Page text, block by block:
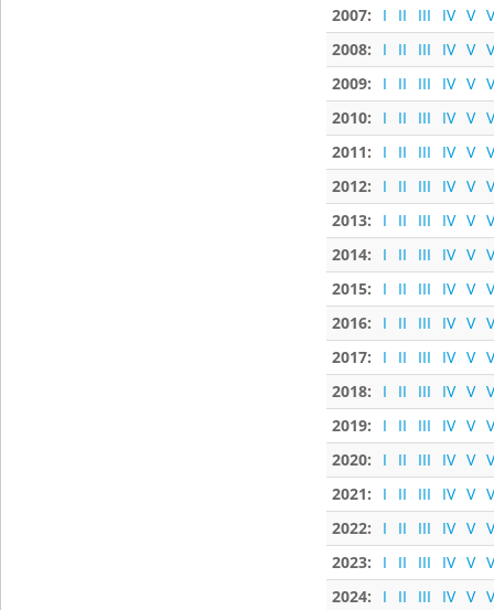
2007:
I II III IV V
2008:
I II III IV V
2009:
I II III IV V
2010:
I II III IV V
2011:
I II III IV V
2012:
I II III IV V
2013:
I II III IV V
2014:
I II III IV V
2015:
I II III IV V
2016:
I II III IV V
2017:
I II III IV V
2018:
I II III IV V
2019:
I II III IV V
2020:
I II III IV V
2021:
I II III IV V
2022:
I II III IV V
2023:
I II III IV V
2024:
I II III IV V